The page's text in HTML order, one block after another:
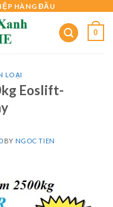
HÀNG ĐẦU
0
LOẠI
Eoslift-
BY NGOC TIEN